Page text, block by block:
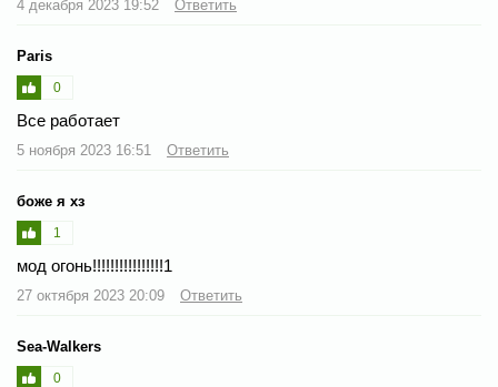
4 декабря 2023 19:52 Ответить
Paris
0
Все работает
5 ноября 2023 16:51 Ответить
боже я хз
1
мод огонь!!!!!!!!!!!!!!!!1
27 октября 2023 20:09 Ответить
Sea-Walkers
0